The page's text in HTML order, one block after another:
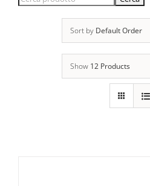
Sort by Default Order
Show 12 Products